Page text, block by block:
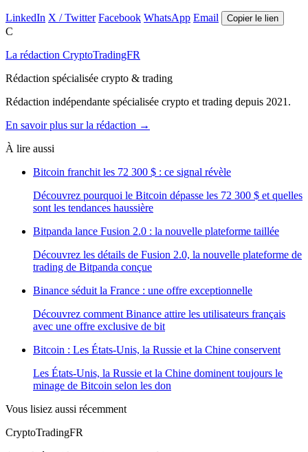
LinkedIn X / Twitter Facebook WhatsApp Email Copier le lien
C
La rédaction CryptoTradingFR
Rédaction spécialisée crypto & trading
Rédaction indépendante spécialisée crypto et trading depuis 2021.
En savoir plus sur la rédaction →
À lire aussi
Bitcoin franchit les 72 300 $ : ce signal révèle
Découvrez pourquoi le Bitcoin dépasse les 72 300 $ et quelles
sont les tendances haussière
Bitpanda lance Fusion 2.0 : la nouvelle plateforme taillée
Découvrez les détails de Fusion 2.0, la nouvelle plateforme de
trading de Bitpanda conçue
Binance séduit la France : une offre exceptionnelle
Découvrez comment Binance attire les utilisateurs français
avec une offre exclusive de bit
Bitcoin : Les États-Unis, la Russie et la Chine conservent
Les États-Unis, la Russie et la Chine dominent toujours le
minage de Bitcoin selon les don
Vous lisiez aussi récemment
CryptoTradingFR